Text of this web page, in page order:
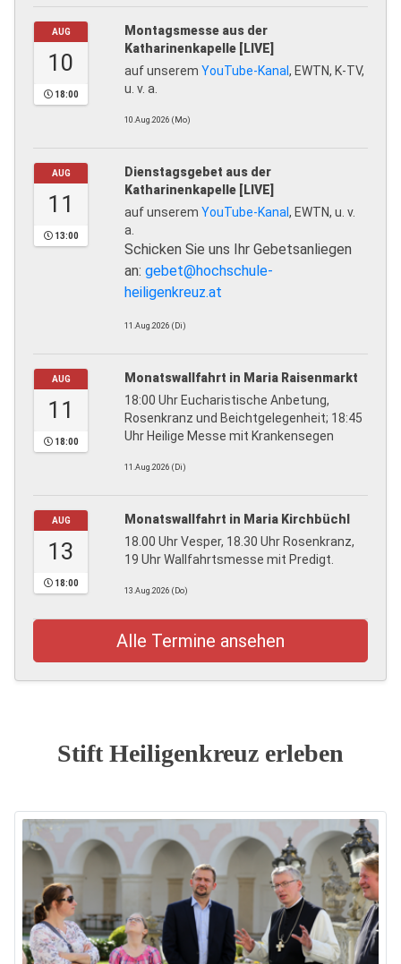
AUG
10
18:00
Montagsmesse aus der
Katharinenkapelle [LIVE]
auf unserem YouTube-Kanal , EWTN, K-TV,
u. v. a.
10.Aug.2026 (Mo)
AUG
11
13:00
Dienstagsgebet aus der
Katharinenkapelle [LIVE]
auf unserem YouTube-Kanal , EWTN, u. v.
a.
Schicken Sie uns Ihr Gebetsanliegen
an: gebet@hochschule-
heiligenkreuz.at
11.Aug.2026 (Di)
AUG
11
18:00
Monatswallfahrt in Maria Raisenmarkt
18:00 Uhr Eucharistische Anbetung,
Rosenkranz und Beichtgelegenheit; 18:45
Uhr Heilige Messe mit Krankensegen
11.Aug.2026 (Di)
AUG
13
18:00
Monatswallfahrt in Maria Kirchbüchl
18.00 Uhr Vesper, 18.30 Uhr Rosenkranz,
19 Uhr Wallfahrtsmesse mit Predigt.
13.Aug.2026 (Do)
Alle Termine ansehen
Stift Heiligenkreuz erleben